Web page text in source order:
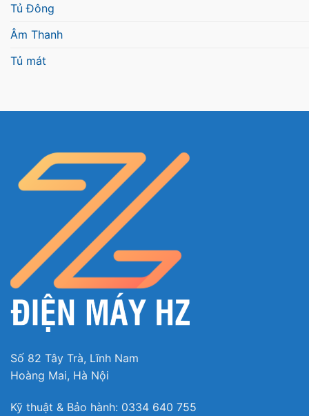
Tủ Đông
Âm Thanh
Tủ mát
Số 82 Tây Trà, Lĩnh Nam
Hoàng Mai, Hà Nội
Kỹ thuật & Bảo hành: 0334 640 755